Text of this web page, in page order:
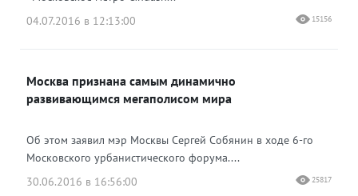
04.07.2016 в 12:13:00
15156
Москва признана самым динамично
развивающимся мегаполисом мира
Об этом заявил мэр Москвы Сергей Собянин в ходе 6-го
Московского урбанистического форума....
30.06.2016 в 16:56:00
25817